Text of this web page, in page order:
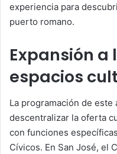
experiencia para
puerto romano.
Expansión a
espacios
La programación de este
descentralizar la oferta
con funciones
Cívicos. En San José, el